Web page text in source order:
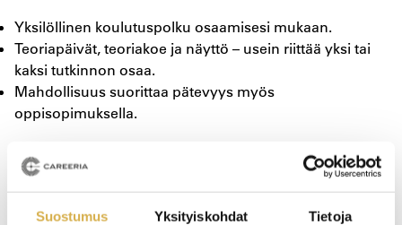
Suostumus Yksityiskohdat Tietoja
Yksilöllinen koulutuspolku osaamisesi mukaan.
Teoriapäivät, teoriakoe ja näyttö – usein riittää yksi tai
kaksi tutkinnon osaa.
Mahdollisuus suorittaa pätevyys myös
oppisopimuksella.
Tutustu A1-pätevyyskoulutuksiin ja yli 3 kg laitteisiin
liittyviin vaihtoehtoihin